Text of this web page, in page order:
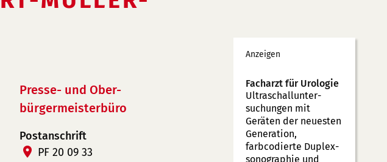
Presse- und Ober-
bürgermeisterbüro
Postanschrift
PF 20 09 33
Werbung
Anzeigen
Facharzt für Urologie
Ultraschallunter­
suchungen mit
Geräten der neuesten
Generation,
farbcodierte Duplex­
sonographie und